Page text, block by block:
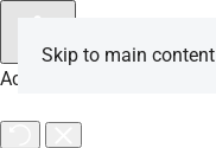
Accessibility Tools
Skip to main content